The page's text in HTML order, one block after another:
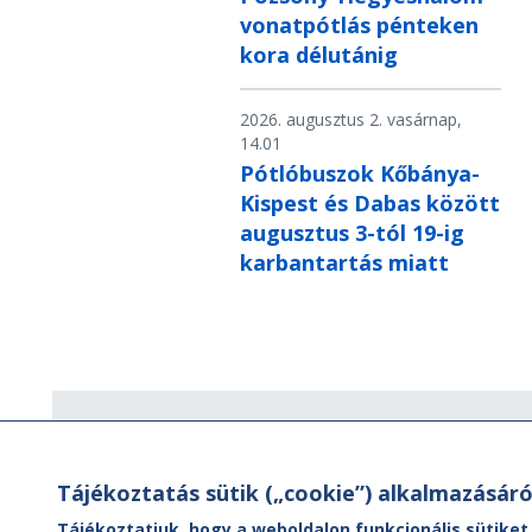
vonatpótlás pénteken
kora délutánig
2026. augusztus 2. vasárnap,
14.01
Pótlóbuszok Kőbánya-
Kispest és Dabas között
augusztus 3-tól 19-ig
karbantartás miatt
Hírlevelünk segítségével értesülhet
aktuális híreinkről, utazási
Tájékoztatás sütik („cookie”)